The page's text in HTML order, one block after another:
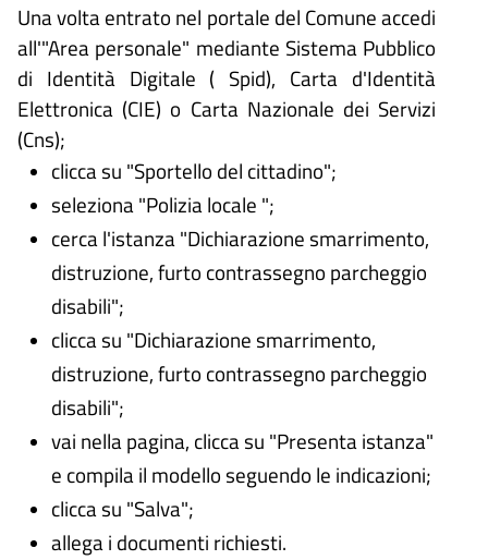
Una volta entrato nel portale del Comune accedi
all'"Area personale" mediante Sistema Pubblico
di Identità Digitale ( Spid), Carta d'Identità
Elettronica (CIE) o Carta Nazionale dei Servizi
(Cns);
clicca su "Sportello del cittadino";
seleziona "Polizia locale ";
cerca l'istanza "Dichiarazione smarrimento,
distruzione, furto contrassegno parcheggio
disabili";
clicca su "Dichiarazione smarrimento,
distruzione, furto contrassegno parcheggio
disabili";
vai nella pagina, clicca su "Presenta istanza"
e compila il modello seguendo le indicazioni;
clicca su "Salva";
allega i documenti richiesti.